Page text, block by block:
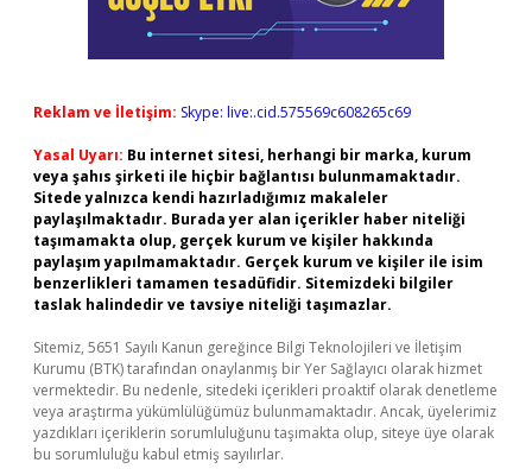
Reklam ve İletişim: Skype: live:.cid.575569c608265c69
Yasal Uyarı: Bu internet sitesi, herhangi bir marka, kurum
veya şahıs şirketi ile hiçbir bağlantısı bulunmamaktadır.
Sitede yalnızca kendi hazırladığımız makaleler
paylaşılmaktadır. Burada yer alan içerikler haber niteliği
taşımamakta olup, gerçek kurum ve kişiler hakkında
paylaşım yapılmamaktadır. Gerçek kurum ve kişiler ile isim
benzerlikleri tamamen tesadüfidir. Sitemizdeki bilgiler
taslak halindedir ve tavsiye niteliği taşımazlar.
Sitemiz, 5651 Sayılı Kanun gereğince Bilgi Teknolojileri ve İletişim
Kurumu (BTK) tarafından onaylanmış bir Yer Sağlayıcı olarak hizmet
vermektedir. Bu nedenle, sitedeki içerikleri proaktif olarak denetleme
veya araştırma yükümlülüğümüz bulunmamaktadır. Ancak, üyelerimiz
yazdıkları içeriklerin sorumluluğunu taşımakta olup, siteye üye olarak
bu sorumluluğu kabul etmiş sayılırlar.